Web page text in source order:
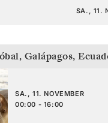
SA., 11.
Galápagos,
SA., 11. NOVEMBER
00:00 - 16:00